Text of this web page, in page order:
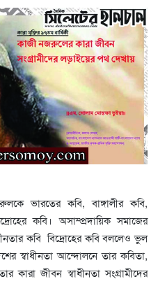
ভারতের কবি, বাঙ্গালীর কবি,
কবি। অসাম্প্রদায়িক সমাজের
কবি বিদ্রোহের কবি বললেও ভুল
স্বাধীনতা আন্দোলনে তার কবিতা,
কারা জীবন স্বাধীনতা সংগ্রামীদের